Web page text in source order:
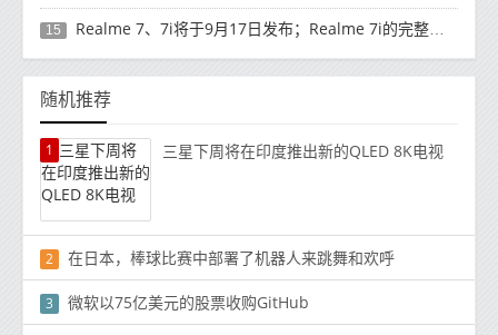
15 Realme 7、7i将于9月17日发布；Realme 7i的完整规格并导致泄漏
随机推荐
1 三星下周将在印度推出新的QLED 8K电视
2 在日本，棒球比赛中部署了机器人来跳舞和欢呼
3 微软以75亿美元的股票收购GitHub